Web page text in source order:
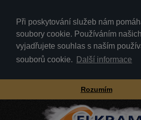
Při poskytování služeb nám
soubory cookie. Používáním
vyjadřujete souhlas s naším
souborů cookie.
Další informace
Rozumím